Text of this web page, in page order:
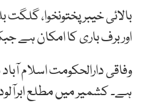
بالائی خیبر پختونخوا،
اور برف باری کا امکان
وفاقی دارالحکومت اسلام
ہے۔ کشمیر میں مطلع